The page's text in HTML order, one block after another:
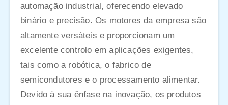
automação industrial, oferecendo elevado
binário e precisão. Os motores da empresa são
altamente versáteis e proporcionam um
excelente controlo em aplicações exigentes,
tais como a robótica, o fabrico de
semicondutores e o processamento alimentar.
Devido à sua ênfase na inovação, os produtos